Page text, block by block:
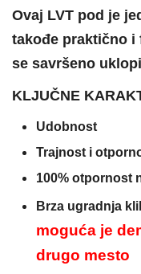
Ovaj LVT pod je
takođe praktično i
se savršeno
KLJUČNE
Udobnost
Trajnost i
100% otpornost
Brza ugradnja
moguća je
drugo mesto